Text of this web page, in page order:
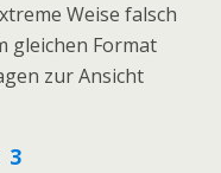
Weise falsch
gleichen Format
zur Ansicht
3